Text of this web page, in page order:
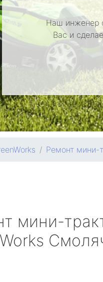
Наш инженер
Вас и
Ремонт мини-
мини-